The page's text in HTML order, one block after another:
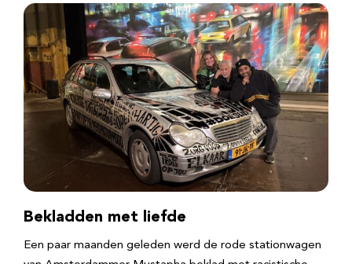
Bekladden met liefde
Een paar maanden geleden werd de rode stationwagen